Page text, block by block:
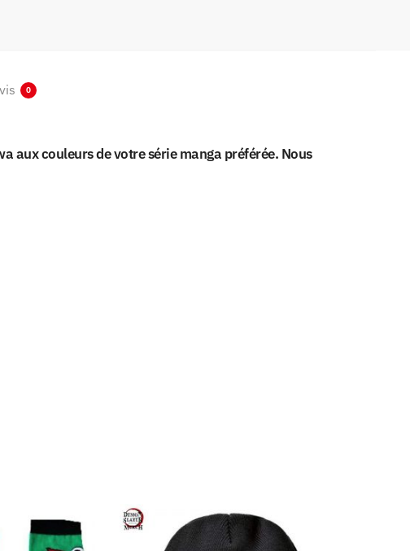
0
aux couleurs de votre série manga préférée. Nous